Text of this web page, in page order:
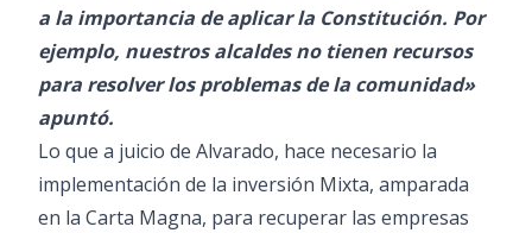
a la importancia de aplicar la Constitución. Por
ejemplo, nuestros alcaldes no tienen recursos
para resolver los problemas de la comunidad»
apuntó.
Lo que a juicio de Alvarado, hace necesario la
implementación de la inversión Mixta, amparada
en la Carta Magna, para recuperar las empresas